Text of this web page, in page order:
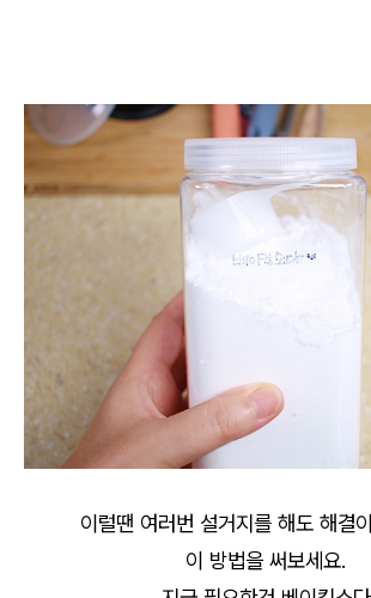
이럴땐 여러번 설거지를 해도 해결
이 방법을 써보세요.